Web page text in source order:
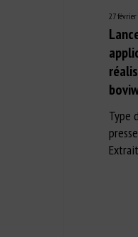
27 février
Type